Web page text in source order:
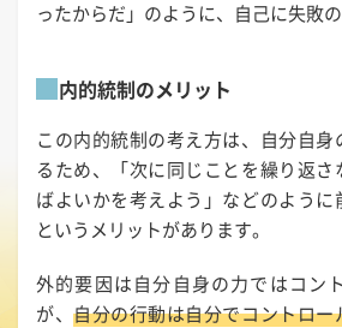
ったからだ」のように、自己に失敗
内的統制のメリット
この内的統制の考え方は、自分自
るため、「次に同じことを繰り返
ばよいかを考えよう」などのように
というメリットがあります。
外的要因は自分自身の力ではコン
が、自分の行動は自分でコントロ